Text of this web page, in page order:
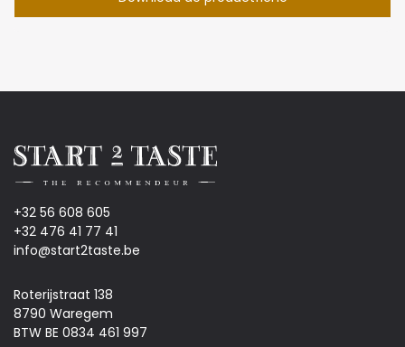
+32 56 608 605
+32 476 41 77 41
info@start2taste.be
Roterijstraat 138
8790 Waregem
BTW BE 0834 461 997